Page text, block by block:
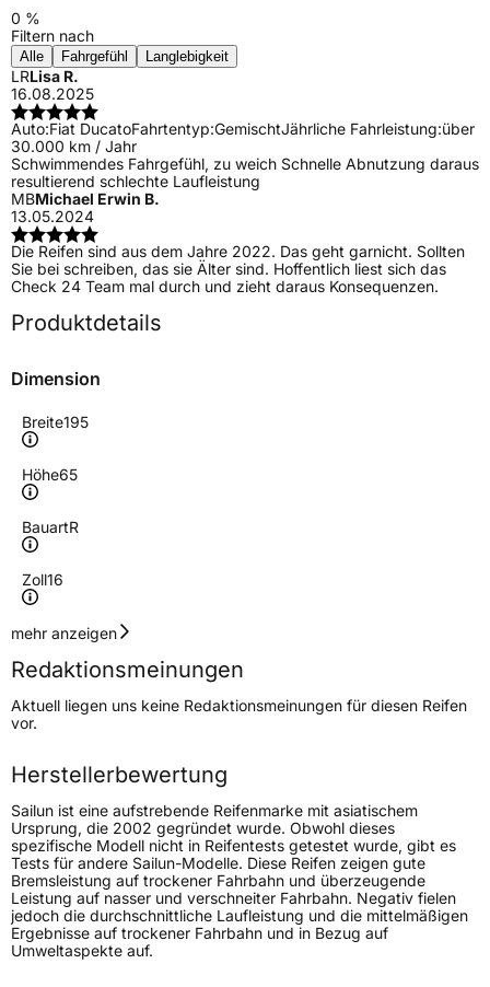
0 %
Filtern nach
Alle Fahrgefühl Langlebigkeit
LRLisa R.
16.08.2025
Auto:Fiat DucatoFahrtentyp:GemischtJährliche Fahrleistung:über
30.000 km / Jahr
Schwimmendes Fahrgefühl, zu weich Schnelle Abnutzung daraus
resultierend schlechte Laufleistung
MBMichael Erwin B.
13.05.2024
Die Reifen sind aus dem Jahre 2022. Das geht garnicht. Sollten
Sie bei schreiben, das sie Älter sind. Hoffentlich liest sich das
Check 24 Team mal durch und zieht daraus Konsequenzen.
Produktdetails
Dimension
Breite195
Höhe65
BauartR
Zoll16
Geschwindigkeitsindex
Höchstgeschwindigkeit
190 km/h
Lastindex104/102
Höchstlast900/850 kg
Gewicht (in kg) 11,65 kg
Generelle Merkmale
Fahrzeugtyp Transporter
VerwendungSommerreifen
mehr anzeigen
Redaktionsmeinungen
Aktuell liegen uns keine Redaktionsmeinungen für diesen Reifen
vor.
Herstellerbewertung
Sailun ist eine aufstrebende Reifenmarke mit asiatischem
Ursprung, die 2002 gegründet wurde. Obwohl dieses
spezifische Modell nicht in Reifentests getestet wurde, gibt es
Tests für andere Sailun-Modelle. Diese Reifen zeigen gute
Bremsleistung auf trockener Fahrbahn und überzeugende
Leistung auf nasser und verschneiter Fahrbahn. Negativ fielen
jedoch die durchschnittliche Laufleistung und die mittelmäßigen
Ergebnisse auf trockener Fahrbahn und in Bezug auf
Umweltaspekte auf.